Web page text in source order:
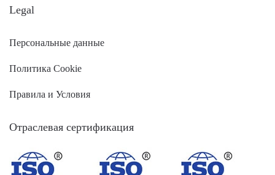
Legal
Персональные данные
Политика Cookie
Правила и Условия
Отраслевая сертификация